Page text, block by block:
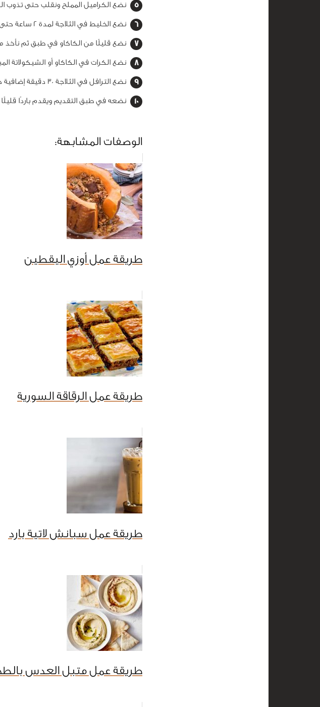
نضع الكراميل المملح ونقلب حتى تذوب
نضع الخليط في الثلاجة لمدة 2 ساعة حتى يصبح متماسكًا ويسهل تشكيله.
نضع قليلًا من الكاكاو في طبق ثم نأخذ
نضع الكرات في الكاكاو أو الشيكولاتة
نضع الترافل في الثلاجة 30 دقيقة إضافية حتى يتماسك جيدًا.
نضعه في طبق التقديم ويقدم باردًا قليلًا
الوصفات المشابهة:
طريقة عمل أوزي اليقطين
طريقة عمل الرقاقة السورية
طريقة عمل سبانش لاتية بارد
طريقة عمل متبل العدس